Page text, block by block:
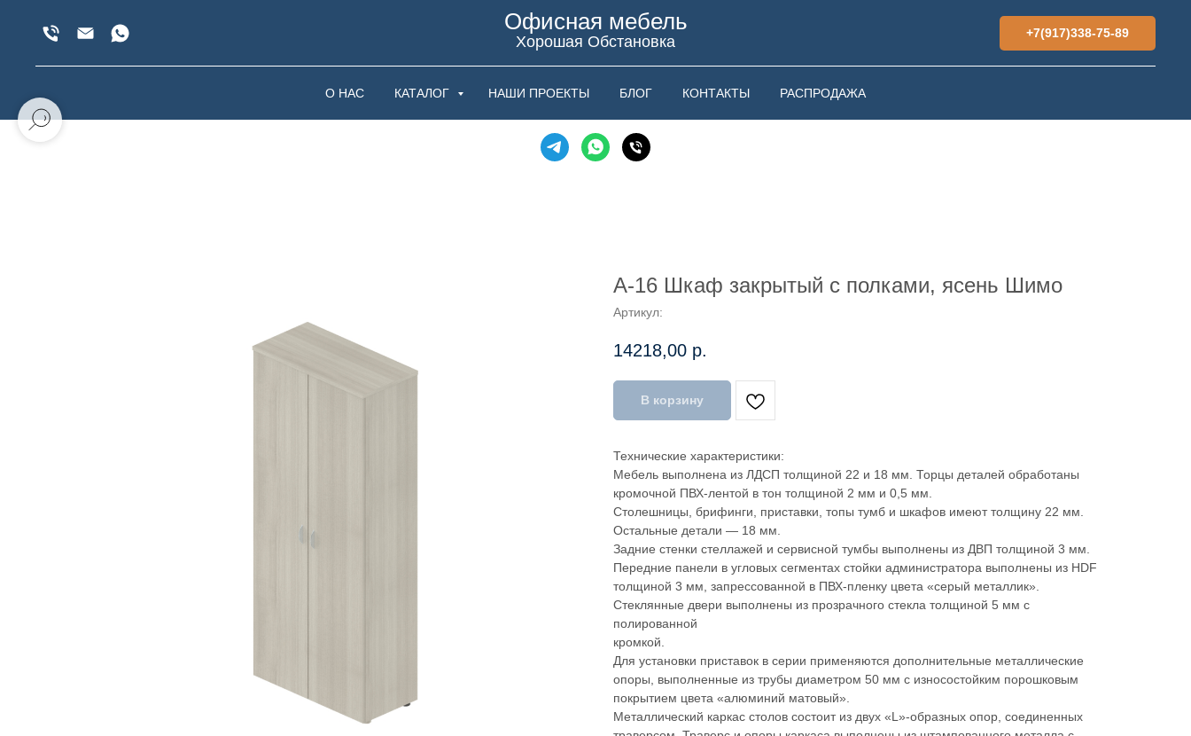
Офисная мебель
Хорошая Обстановка +7(917)338-75-89
О НАС КАТАЛОГ НАШИ ПРОЕКТЫ БЛОГ КОНТАКТЫ РАСПРОДАЖА
А-16 Шкаф закрытый с полками, ясень Шимо
Артикул:
14218,00 р.
В корзину
Технические характеристики:
Мебель выполнена из ЛДСП толщиной 22 и 18 мм. Торцы деталей обработаны
кромочной ПВХ-лентой в тон толщиной 2 мм и 0,5 мм.
Столешницы, брифинги, приставки, топы тумб и шкафов имеют толщину 22 мм.
Остальные детали — 18 мм.
Задние стенки стеллажей и сервисной тумбы выполнены из ДВП толщиной 3 мм.
Передние панели в угловых сегментах стойки администратора выполнены из HDF
толщиной 3 мм, запрессованной в ПВХ-пленку цвета «серый металлик».
Стеклянные двери выполнены из прозрачного стекла толщиной 5 мм с
полированной
кромкой.
Для установки приставок в серии применяются дополнительные металлические
опоры, выполненные из трубы диаметром 50 мм с износостойким порошковым
покрытием цвета «алюминий матовый».
Металлический каркас столов состоит из двух «L»-образных опор, соединенных